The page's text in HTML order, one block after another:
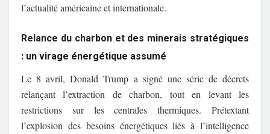
l’actualité américaine et internationale.
Relance du charbon et des minerais stratégiques
: un virage énergétique assumé
Le 8 avril, Donald Trump a signé une série de décrets
relançant l’extraction de charbon, tout en levant les
restrictions sur les centrales thermiques. Prétextant
l’explosion des besoins énergétiques liés à l’intelligence